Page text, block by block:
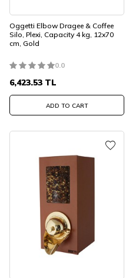
Oggetti Elbow Dragee & Coffee
Silo, Plexi, Capacity 4 kg, 12x70
cm, Gold
0.0
6,423.53 TL
ADD TO CART